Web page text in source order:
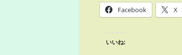
Facebook X
いいね: